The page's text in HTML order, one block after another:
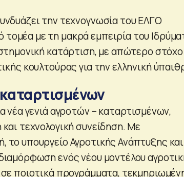
την τεχνογνωσία του ΕΛΓΟ
με τη μακρά εμπειρία του
κατάρτιση, με απώτερο
κουλτούρας για την ελληνική
νέα γενιά αγροτών – καταρτισμένων,
τεχνολογική συνείδηση. Με
υπουργείο Αγροτικής Ανάπτυξης και
ενός νέου μοντέλου
ποιοτικά προγράμματα,